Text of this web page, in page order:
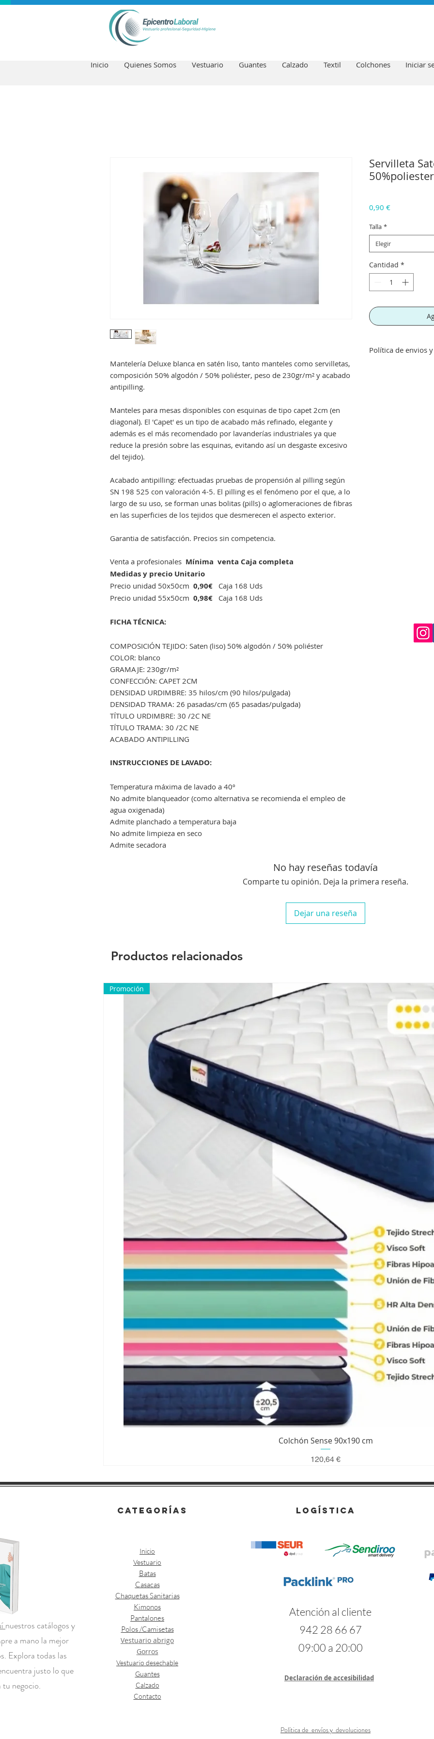
Inicio Quienes Somos Vestuario Guantes Calzado Textil Colchones Iniciar
Mantelería Deluxe blanca en satén liso, tanto manteles como servilletas,
composición 50% algodón / 50% poliéster, peso de 230gr/m² y acabado
antipilling.
Manteles para mesas disponibles con esquinas de tipo capet 2cm (en
diagonal). El 'Capet' es un tipo de acabado más refinado, elegante y
además es el más recomendado por lavanderías industriales ya que
reduce la presión sobre las esquinas, evitando así un desgaste excesivo
del tejido).
Acabado antipilling: efectuadas pruebas de propensión al pilling según
SN 198 525 con valoración 4-5. El pilling es el fenómeno por el que, a lo
largo de su uso, se forman unas bolitas (pills) o aglomeraciones de fibras
en las superficies de los tejidos que desmerecen el aspecto exterior.
Garantia de satisfacción. Precios sin competencia.
Venta a profesionales Mínima venta Caja completa
Medidas y precio Unitario
Precio unidad 50x50cm 0,90€ Caja 168 Uds
Precio unidad 55x50cm 0,98€ Caja 168 Uds
FICHA TÉCNICA:
COMPOSICIÓN TEJIDO: Saten (liso) 50% algodón / 50% poliéster
COLOR: blanco
GRAMAJE: 230gr/m²
CONFECCIÓN: CAPET 2CM
DENSIDAD URDIMBRE: 35 hilos/cm (90 hilos/pulgada)
DENSIDAD TRAMA: 26 pasadas/cm (65 pasadas/pulgada)
TÍTULO URDIMBRE: 30 /2C NE
TÍTULO TRAMA: 30 /2C NE
ACABADO ANTIPILLING
INSTRUCCIONES DE LAVADO:
Temperatura máxima de lavado a 40º
No admite blanqueador (como alternativa se recomienda el empleo de
agua oxigenada)
Admite planchado a temperatura baja
No admite limpieza en seco
Admite secadora
Servilleta
0,90 €Precio
Talla *
Elegir
Cantidad *
Política de envios
No hay reseñas todavía
Comparte tu opinión. Deja la primera reseña.
Dejar una reseña
Productos relacionados
Vista rápida
Promoción
Colchón Sense 90x190 cm
Precio
120,64 €
categorías
nuestros catálogos y
a mano la mejor
Explora todas las
justo lo que
tu negocio.
Inicio
Vestuario
Batas
Casacas
Chaquetas Sanitarias
Kimonos
Pantalones
Polos /Camisetas
Vestuario abrigo
Gorros
Vestuario desechable
Guantes
Calzado
Contacto
LOGÍSTICA
Atención al cliente
942 28 66 67
09:00 a 20:00
Declaración de accesibilidad
Política de envíos y devoluciones